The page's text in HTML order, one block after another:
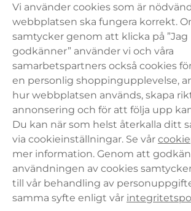
Behöver du hjälp? Kontakta
hej@haypp.com
08 517 910 97
Mån-Tor 8.00-17.00 | Fre 9.00-17.00 |
13)
Vi använder cookies som är
webbplatsen ska fungera korrekt.
samtycker genom att klicka på ”Jag
godkänner” använder vi och våra
samarbetspartners också cookies
en personlig shoppingupplevelse,
hur webbplatsen används, skapa
annonsering och för att följa upp
Du kan när som helst återkalla ditt
via cookieinställningar. Se vår
mer information. Genom att
användningen av cookies
till vår behandling av
samma syfte enligt vår